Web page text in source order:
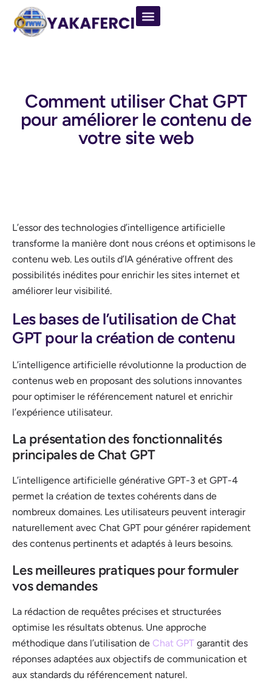
Comment utiliser Chat GPT
pour améliorer le contenu de
votre site web
L’essor des technologies d’intelligence artificielle
transforme la manière dont nous créons et optimisons le
contenu web. Les outils d’IA générative offrent des
possibilités inédites pour enrichir les sites internet et
améliorer leur visibilité.
Les bases de l’utilisation de Chat
GPT pour la création de contenu
L’intelligence artificielle révolutionne la production de
contenus web en proposant des solutions innovantes
pour optimiser le référencement naturel et enrichir
l’expérience utilisateur.
La présentation des fonctionnalités
principales de Chat GPT
L’intelligence artificielle générative GPT-3 et GPT-4
permet la création de textes cohérents dans de
nombreux domaines. Les utilisateurs peuvent interagir
naturellement avec Chat GPT pour générer rapidement
des contenus pertinents et adaptés à leurs besoins.
Les meilleures pratiques pour formuler
vos demandes
La rédaction de requêtes précises et structurées
optimise les résultats obtenus. Une approche
méthodique dans l’utilisation de Chat GPT garantit des
réponses adaptées aux objectifs de communication et
aux standards du référencement naturel.